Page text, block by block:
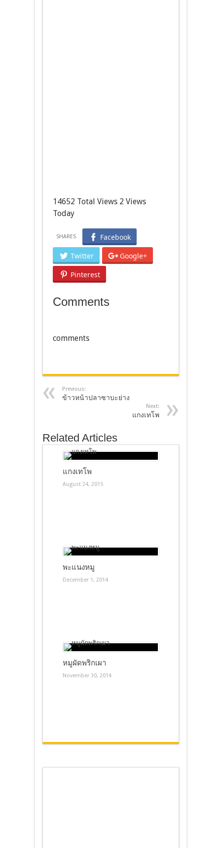
14652 Total Views 2 Views
Today
Facebook
Twitter
Google+
Pinterest
Comments
comments
Previous:
ข้าวหน้าปลาซาบะย่าง
Next:
แกงเทโพ
Related Articles
แกงเทโพ
August 24, 2015
พะแนงหมู
December 1, 2014
หมูผัดพริกเผา
November 30, 2014